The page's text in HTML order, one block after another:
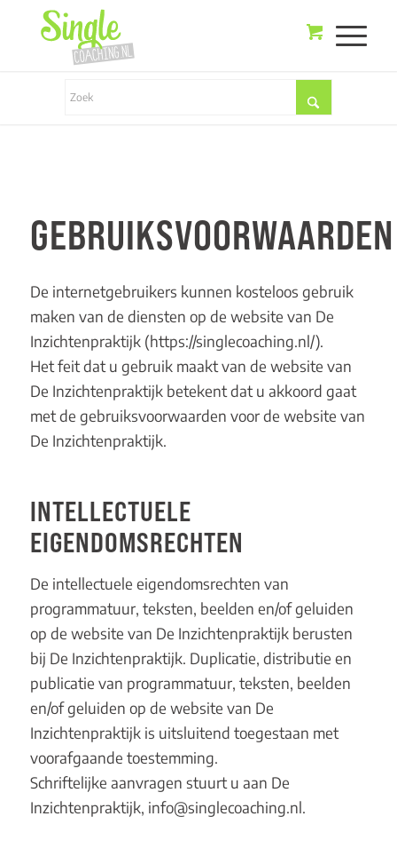
GEBRUIKSVOORWAARDEN
De internetgebruikers kunnen kosteloos gebruik
maken van de diensten op de website van De
Inzichtenpraktijk (https://singlecoaching.nl/).
Het feit dat u gebruik maakt van de website van
De Inzichtenpraktijk betekent dat u akkoord gaat
met de gebruiksvoorwaarden voor de website van
De Inzichtenpraktijk.
INTELLECTUELE
EIGENDOMSRECHTEN
De intellectuele eigendomsrechten van
programmatuur, teksten, beelden en/of geluiden
op de website van De Inzichtenpraktijk berusten
bij De Inzichtenpraktijk. Duplicatie, distributie en
publicatie van programmatuur, teksten, beelden
en/of geluiden op de website van De
Inzichtenpraktijk is uitsluitend toegestaan met
voorafgaande toestemming.
Schriftelijke aanvragen stuurt u aan De
Inzichtenpraktijk, info@singlecoaching.nl.